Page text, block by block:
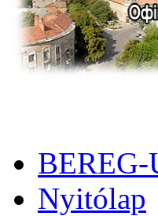
BEREG-
Nyitólap